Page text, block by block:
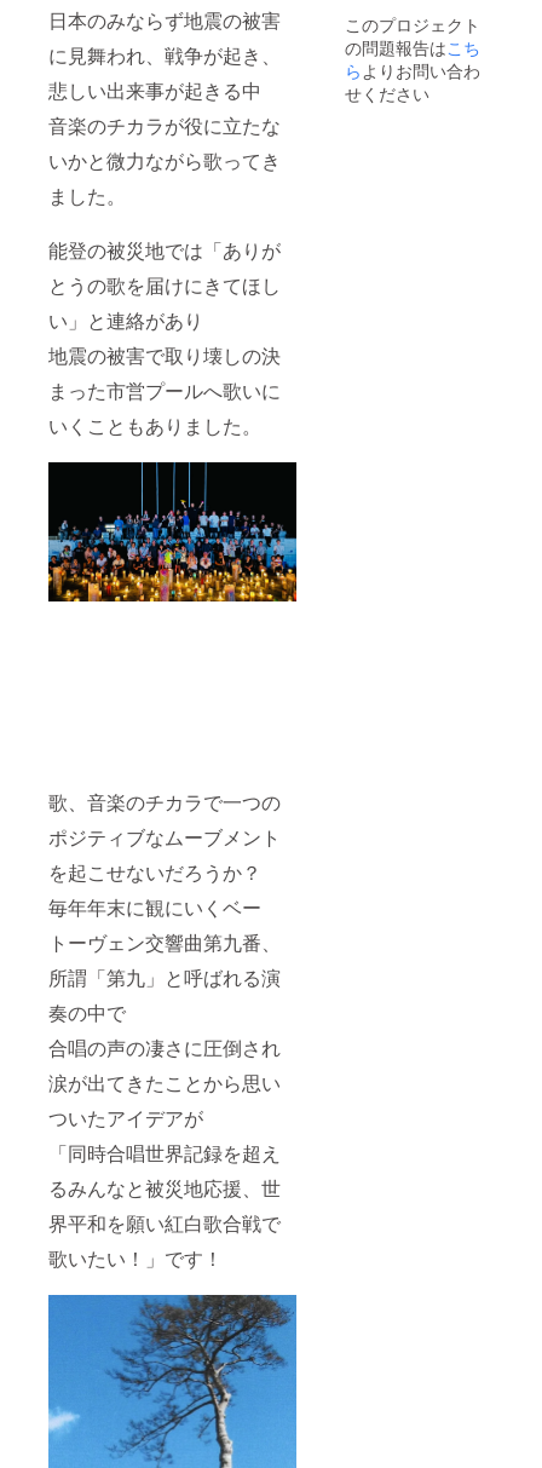
日本のみならず地震の被害
に見舞われ、戦争が起き、
悲しい出来事が起きる中
音楽のチカラが役に立たな
いかと微力ながら歌ってき
ました。
能登の被災地では「ありが
とうの歌を届けにきてほし
い」と連絡があり
地震の被害で取り壊しの決
まった市営プールへ歌いに
いくこともありました。
歌、音楽のチカラで一つの
ポジティブなムーブメント
を起こせないだろうか？
毎年年末に観にいくベー
トーヴェン交響曲第九番、
所謂「第九」と呼ばれる演
奏の中で
合唱の声の凄さに圧倒され
涙が出てきたことから思い
ついたアイデアが
「同時合唱世界記録を超え
るみんなと被災地応援、世
界平和を願い紅白歌合戦で
歌いたい！」です！
このプロジェクト
の問題報告はこち
ら よりお問い合わ
せください